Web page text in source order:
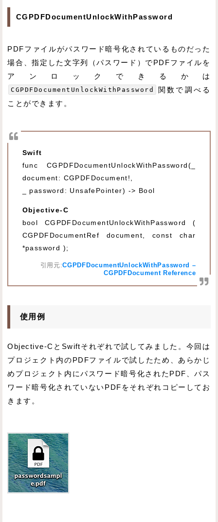
CGPDFDocumentUnlockWithPassword
PDFファイルがパスワード暗号化されているものだった
場合、指定した文字列（パスワード）でPDFファイルを
アンロックできるかは
CGPDFDocumentUnlockWithPassword
関数で調べる
ことができます。
Swift
func CGPDFDocumentUnlockWithPassword(_
document: CGPDFDocument!,
_ password: UnsafePointer) -> Bool
Objective-C
bool CGPDFDocumentUnlockWithPassword (
CGPDFDocumentRef document, const char
*password );
引用元:CGPDFDocumentUnlockWithPassword –
CGPDFDocument Reference
使用例
Objective-CとSwiftそれぞれで試してみました。今回は
プロジェクト内のPDFファイルで試したため、あらかじ
めプロジェクト内にパスワード暗号化されたPDF、パス
ワード暗号化されていないPDFをそれぞれコピーしてお
きます。